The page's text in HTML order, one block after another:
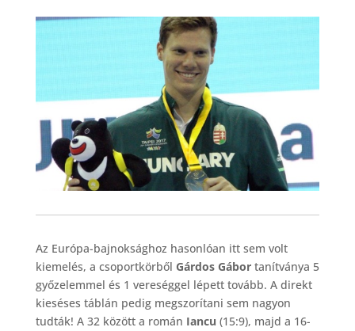
Az Európa-bajnoksághoz hasonlóan itt sem volt
kiemelés, a csoportkörből Gárdos Gábortanítványa 5
győzelemmel és 1 vereséggel lépett tovább. A direkt
kieséses táblán pedig megszorítani sem nagyon
tudták! A 32 között a román Iancu (15:9), majd a 16-